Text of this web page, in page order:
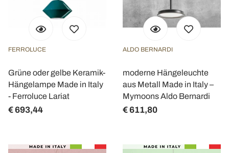
FERROLUCE
Grüne oder gelbe Keramik-
Hängelampe Made in Italy
- Ferroluce Lariat
€ 693,44
ALDO BERNARDI
moderne Hängeleuchte
aus Metall Made in Italy –
Mymoons Aldo Bernardi
€ 611,80